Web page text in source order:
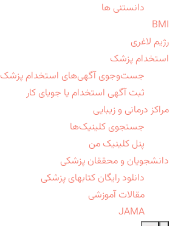
دانستنی ها
BMI
رژیم لاغری
استخدام پزشک
جست‌وجوی آگهی‌های استخدام پزشک
ثبت آگهی استخدام یا جویای کار
مراکز درمانی و زیبایی
جستجوی کلینیک‌ها
پنل کلینیک من
دانشجویان و محققان پزشکی
دانلود رایگان کتابهای پزشکی
مقالات آموزشی
JAMA